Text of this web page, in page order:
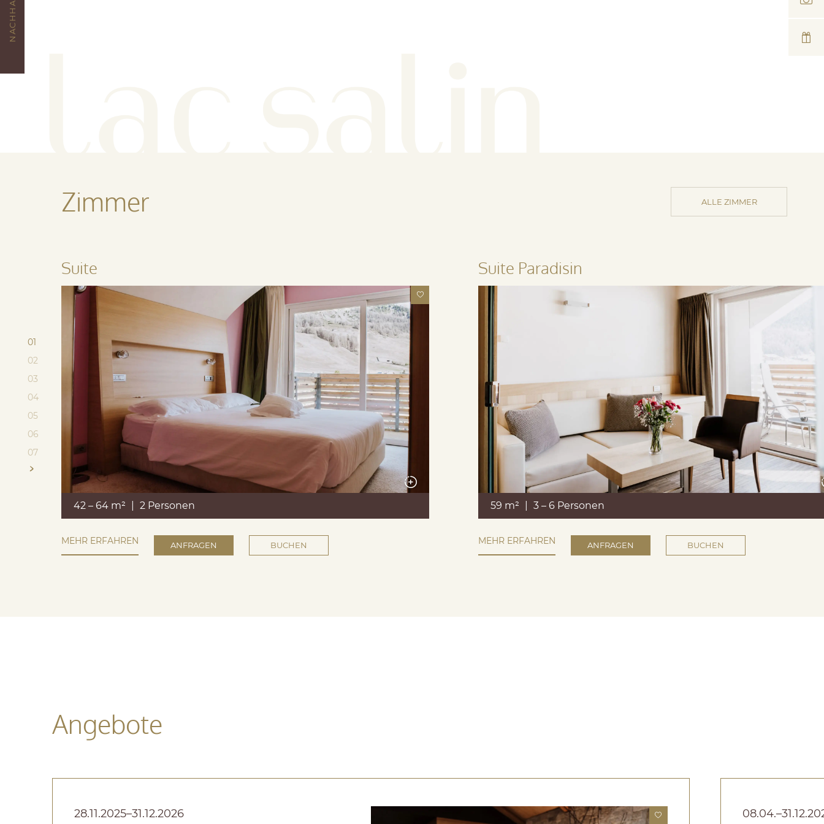
Zimmer ALLE ZIMMER
Suite
42 – 64 m² 2 Personen
MEHR ERFAHREN ANFRAGEN BUCHEN
Suite Paradisin
59 m² 3 – 6 Personen
MEHR ERFAHREN ANFRAGEN BUCHEN
01
02
03
04
05
06
07
Angebote
28.11.2025–31.12.2026